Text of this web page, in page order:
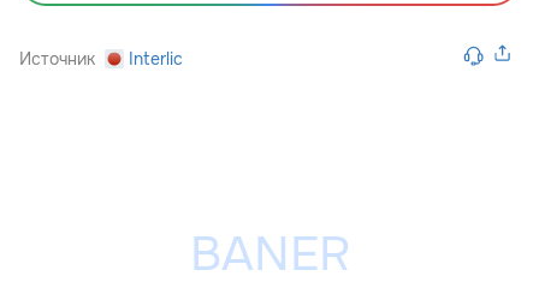
Источник Interlic